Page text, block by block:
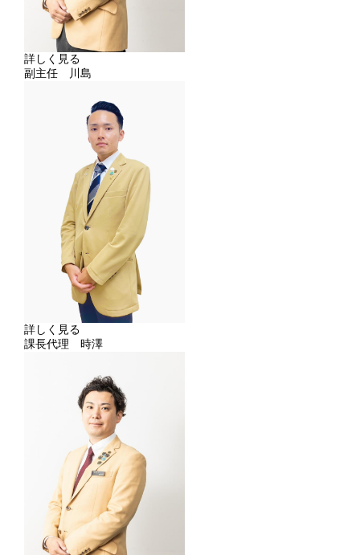
詳しく見る
副主任 川島
詳しく見る
課長代理 時澤